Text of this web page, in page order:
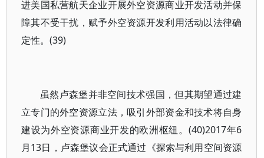
进美国私营航天企业开展外空资源商业开发活动并保
障其不受干扰，赋予外空资源开发利用活动以法律确
定性。(39)
虽然卢森堡并非空间技术强国，但其期望通过建
立专门的外空资源立法，吸引外部资金和技术将自身
建设为外空资源商业开发的欧洲枢纽。(40)2017年6
月13日，卢森堡议会正式通过《探索与利用空间资源